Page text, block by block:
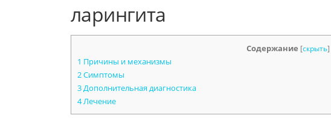
ларингита
Содержание [скрыть]
1 Причины и механизмы
2Симптомы
3Дополнительная диагностика
4Лечение